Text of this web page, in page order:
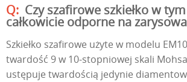
Czy szafirowe szkiełko w
całkowicie odporne na
Szkiełko szafirowe użyte w modelu
twardość 9 w 10-stopniowej skali
ustępuje twardością jedynie